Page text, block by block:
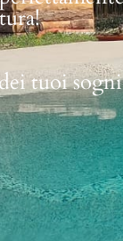
tuoi